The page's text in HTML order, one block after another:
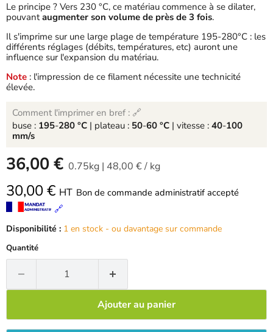
Le principe ? Vers 230 °C, ce matériau commence à se dilater,
pouvantaugmenter son volume de près de 3 fois.
Il s'imprime sur une large plage de température 195-280°C : les
différents réglages (débits, températures, etc) auront une
influence sur l'expansion du matériau.
Note : l'impression de ce filament nécessite une technicité
élevée.
Comment l'imprimer en bref : 🔗
buse : 195-280 °C | plateau : 50-60 °C | vitesse : 40-100
mm/s
-
36,00 € 0.75kg| 48,00 €/ kg
30,00 € HT Bon de commande administratif accepté
🔗
Disponibilité : 1 en stock - ou davantage sur commande
Quantité
Ajouter au panier